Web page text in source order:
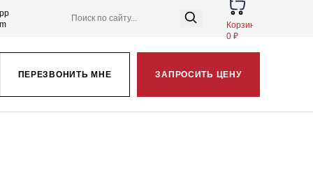
Корзина
0 ₽
ПЕРЕЗВОНИТЬ МНЕ ЗАПРОСИТЬ ЦЕНУ